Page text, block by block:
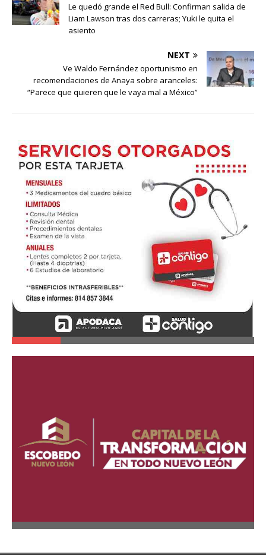
Le quedó grande el Red Bull: Confirman salida de
Liam Lawson tras dos carreras; Yuki le quita el
asiento
NEXT
Ve Waldo Fernández oportunismo en
recomendaciones de Anaya sobre aranceles:
“Parece que quieren que le vaya mal a México”